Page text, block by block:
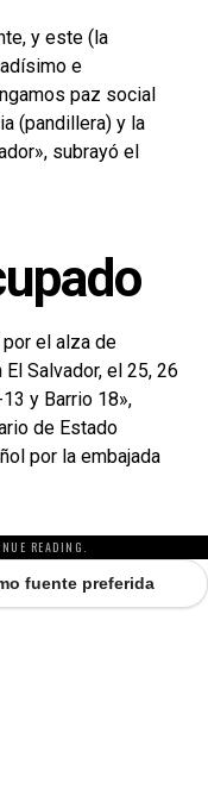
y este (la
e
paz social
(pandillera) y la
subrayó el
el alza de
Salvador, el 25, 26
y Barrio 18»,
de Estado
por la embajada
READING.
fuente preferida